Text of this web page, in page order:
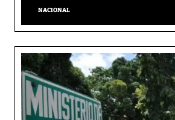
NACIONAL